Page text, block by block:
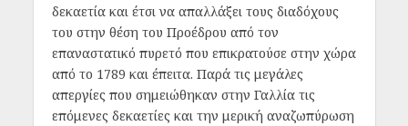
δεκαετία και έτσι να απαλλάξει τους διαδόχους
του στην θέση του Προέδρου από τον
επαναστατικό πυρετό που επικρατούσε στην χώρα
από το 1789 και έπειτα. Παρά τις μεγάλες
απεργίες που σημειώθηκαν στην Γαλλία τις
επόμενες δεκαετίες και την μερική αναζωπύρωση